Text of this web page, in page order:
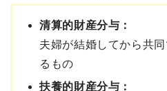
清算的財産分与：
夫婦が結婚してから共
るもの
扶養的財産分与：